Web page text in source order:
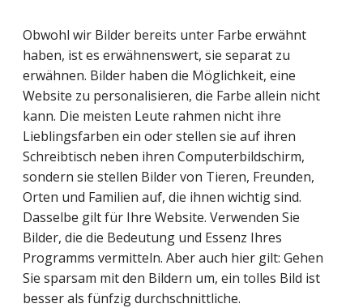
Obwohl wir Bilder bereits unter Farbe erwähnt
haben, ist es erwähnenswert, sie separat zu
erwähnen. Bilder haben die Möglichkeit, eine
Website zu personalisieren, die Farbe allein nicht
kann. Die meisten Leute rahmen nicht ihre
Lieblingsfarben ein oder stellen sie auf ihren
Schreibtisch neben ihren Computerbildschirm,
sondern sie stellen Bilder von Tieren, Freunden,
Orten und Familien auf, die ihnen wichtig sind.
Dasselbe gilt für Ihre Website. Verwenden Sie
Bilder, die die Bedeutung und Essenz Ihres
Programms vermitteln. Aber auch hier gilt: Gehen
Sie sparsam mit den Bildern um, ein tolles Bild ist
besser als fünfzig durchschnittliche.